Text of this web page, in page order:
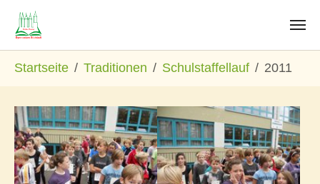
Startseite Traditionen Schulstaffellauf 2011